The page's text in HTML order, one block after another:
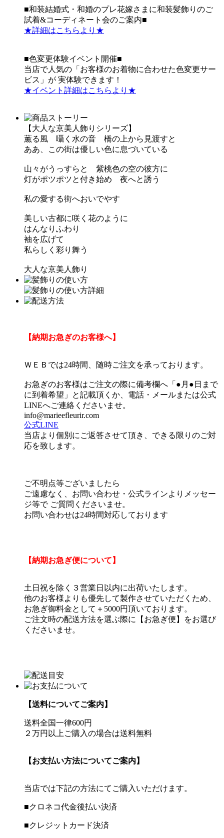
■和装結婚式・和婚のプレ花嫁さまに和装髪飾りのご
試着&コーディネート会のご案内■
★詳細はこちらより★
■色変更体験イベント開催■
当店で人気の「お客様のお着物に合わせた色変更サー
ビス」が 実体験できます！
★イベント詳細はこちらより★
【大人な京美人飾りシリーズ】
薫る風 囁く水の音 橋の上から見渡すと
ああ、この街は優しい色に息づいている
山々がうっすらと 紫桃色の空の彼方に
灯がポツポツと付き始め 夜へと誘う
私の愛する街へおいでやす
美しい古都に咲く花のように
はんなりふわり
袖を広げて
私らしく彩り舞う
大人な京美人飾り
【納期お急ぎのお客様へ】
ＷＥＢでは24時間、随時ご注文を承っております。
お急ぎのお客様はご注文の際に備考欄へ「●月●日まで
に到着希望」と記載頂くか、電話・メールまたは公式
LINEへご連絡くださいませ。
info@marieefleurir.com
公式LINE
当店より個別にご返答させて頂き、できる限りのご対
応を致します。
ご不明点等ございましたら
ご遠慮なく、お問い合わせ・公式ラインよりメッセー
ジ等で ご質問くださいませ。
お問い合わせは24時間対応しております
【納期お急ぎ便について】
土日祝を除く３営業日以内に出荷いたします。
他のお客様よりも優先して製作させていただくため、
お急ぎ御料金として＋5000円頂いております。
ご注文時の配送方法を選ぶ際に【お急ぎ便】をお選び
くださいませ。
【送料についてご案内】
送料全国一律600円
２万円以上ご購入の場合は送料無料
【お支払い方法についてご案内】
当店では下記の方法にてご購入いただけます。
■クロネコ代金後払い決済
■クレジットカード決済